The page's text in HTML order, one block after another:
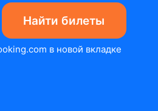
Найти билеты
в новой вкладке